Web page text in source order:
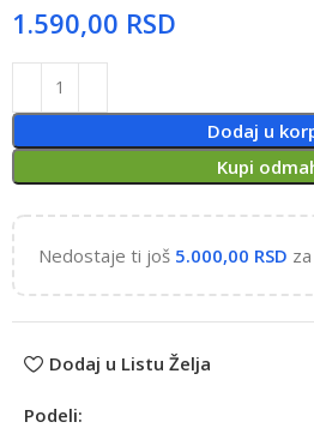
RSD
Dodaj u
Kupi
Nedostaje ti još 5.000,00 RSD
Dodaj u Listu Želja
Podeli: